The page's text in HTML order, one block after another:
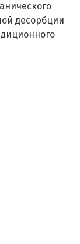
десорбции